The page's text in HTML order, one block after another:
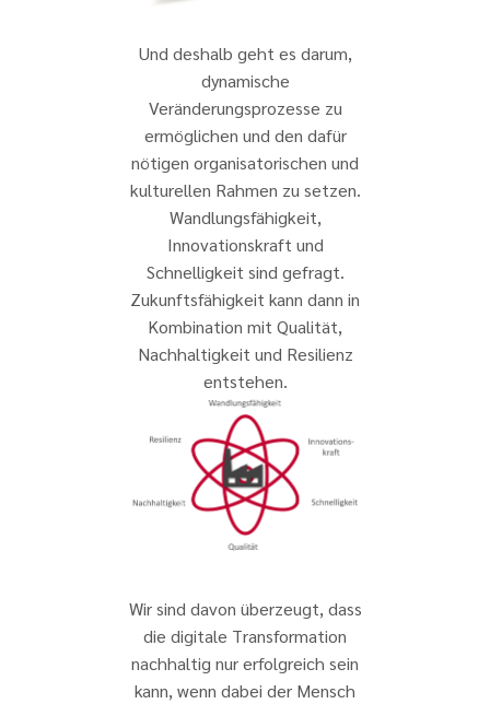
Und deshalb geht es darum,
dynamische
Veränderungsprozesse zu
ermöglichen und den dafür
nötigen organisatorischen und
kulturellen Rahmen zu setzen.
Wandlungsfähigkeit,
Innovationskraft und
Schnelligkeit sind gefragt.
Zukunftsfähigkeit kann dann in
Kombination mit Qualität,
Nachhaltigkeit und Resilienz
entstehen.
Wir sind davon überzeugt, dass
die digitale Transformation
nachhaltig nur erfolgreich sein
kann, wenn dabei der Mensch